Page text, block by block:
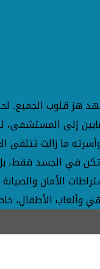
هز قلوب الجميع.
إلى المستشفى،
ما زالت تتلقى
تكن في الجسد
الأمان والصيانة